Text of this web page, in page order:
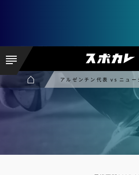
アルゼンチン代表 vs ニュー